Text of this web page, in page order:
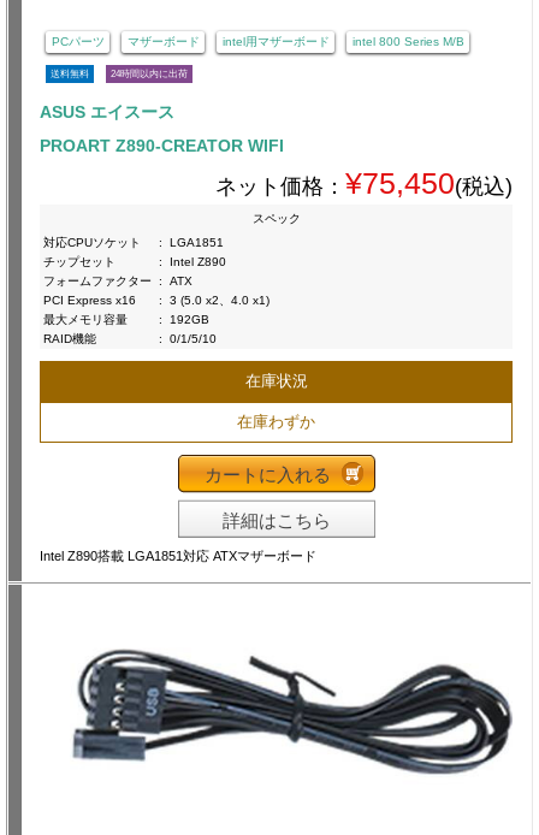
PCパーツ マザーボード intel用マザーボード intel 800 Series M/B
送料無料 24時間以内に出荷
ASUS エイスース
PROART Z890-CREATOR WIFI
ネット価格： ¥75,450(税込)
スペック
対応CPUソケット
:
LGA1851
チップセット
:
Intel Z890
フォームファクター
:
ATX
PCI Express x16
:
3 (5.0 x2、4.0 x1)
最大メモリ容量
:
192GB
RAID機能
: 0/1/5/10
在庫状況
在庫わずか
カートに入れる
詳細はこちら
Intel Z890搭載 LGA1851対応 ATXマザーボード